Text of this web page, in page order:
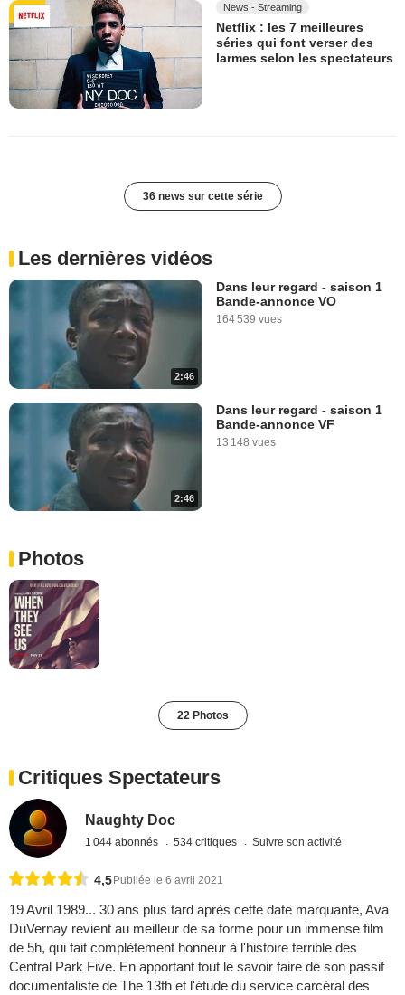
News - Streaming
Netflix : les 7 meilleures
séries qui font verser des
larmes selon les spectateurs
36 news sur cette série
Les dernières vidéos
2:46
Dans leur regard - saison 1
Bande-annonce VO
164 539 vues
2:46
Dans leur regard - saison 1
Bande-annonce VF
13 148 vues
Photos
22 Photos
Critiques Spectateurs
Naughty Doc
1 044 abonnés 534 critiques Suivre son activité
4,5Publiée le 6 avril 2021
19 Avril 1989... 30 ans plus tard après cette date marquante, Ava
DuVernay revient au meilleur de sa forme pour un immense film
de 5h, qui fait complètement honneur à l'histoire terrible des
Central Park Five. En apportant tout le savoir faire de son passif
documentaliste de The 13th et l'étude du service carcéral des